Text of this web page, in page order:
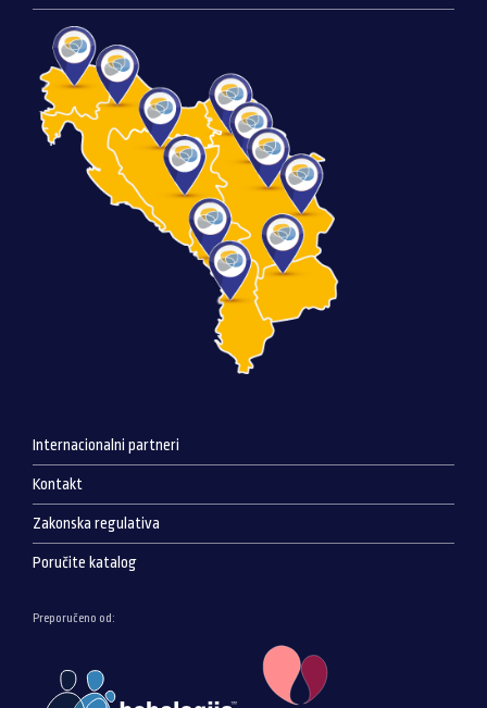
Internacionalni partneri
Kontakt
Zakonska regulativa
Poručite katalog
Preporučeno od: